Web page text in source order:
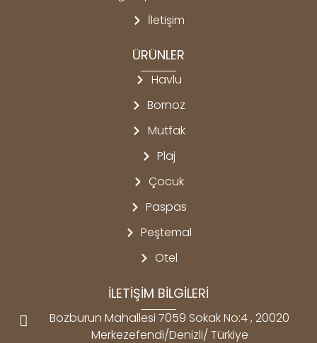
İletişim
ÜRÜNLER
Havlu
Bornoz
Mutfak
Plaj
Çocuk
Paspas
Peştemal
Otel
İLETİŞİM BİLGİLERİ
Bozburun Mahallesi 7059 Sokak No:4 , 20020
Merkezefendi/Denizli/ Türkiye